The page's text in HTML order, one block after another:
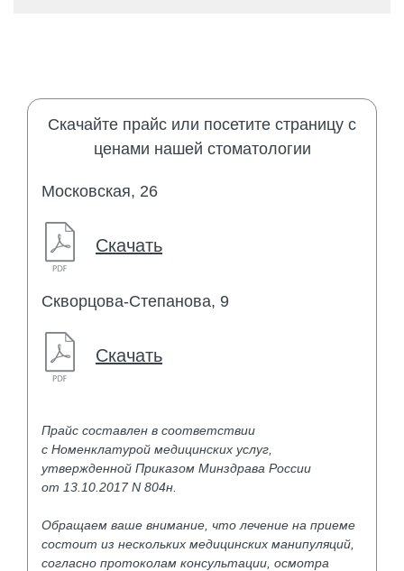
Скачайте прайс или посетите страницу с
ценами нашей стоматологии
Московская, 26
Скачать
Скворцова-Степанова, 9
Скачать
Прайс составлен в соответствии
с Номенклатурой медицинских услуг,
утвержденной Приказом Минздрава России
от 13.10.2017 N 804н.
Обращаем ваше внимание, что лечение на приеме
состоит из нескольких медицинских манипуляций,
согласно протоколам консультации, осмотра